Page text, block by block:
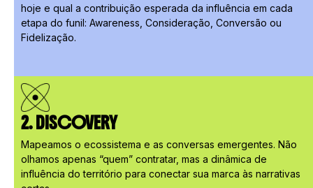
hoje e qual a contribuição esperada da influência em cada
etapa do funil: Awareness, Consideração, Conversão ou
Fidelização.
2. DISCOVERY
Mapeamos o ecossistema e as conversas emergentes. Não
olhamos apenas “quem” contratar, mas a dinâmica de
influência do território para conectar sua marca às narrativas